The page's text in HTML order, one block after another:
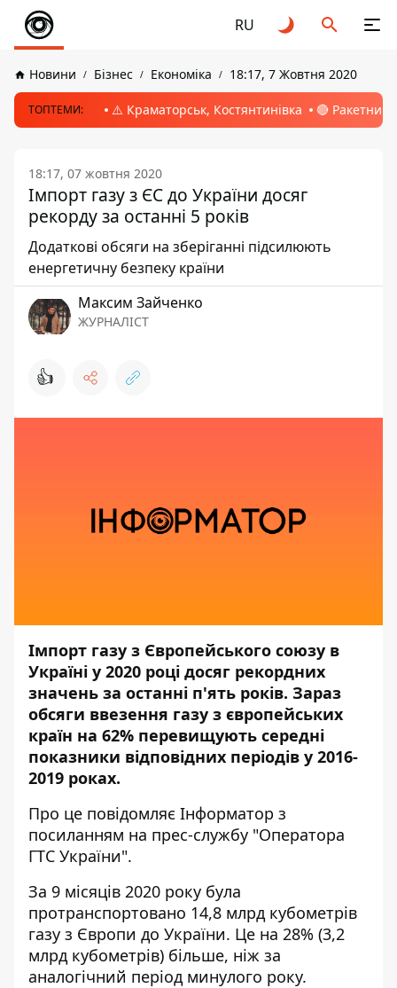
RU
Новини Бізнес Економіка 18:17, 7 Жовтня 2020
ТОПТЕМИ: ⚠️ Краматорськ, Костянтинівка 🔴 Ракетний
18:17, 07 жовтня 2020
Імпорт газу з ЄС до України досяг
рекорду за останні 5 років
Додаткові обсяги на зберіганні підсилюють
енергетичну безпеку країни
Максим Зайченко
ЖУРНАЛІСТ
👍
Імпорт газу з Європейського союзу в
Україні у 2020 році досяг рекордних
значень за останні п'ять років. Зараз
обсяги ввезення газу з європейських
країн на 62% перевищують середні
показники відповідних періодів у 2016-
2019 роках.
Про це повідомляє Інформатор з
посиланням на прес-службу "Оператора
ГТС України".
За 9 місяців 2020 року була
протранспортовано 14,8 млрд кубометрів
газу з Європи до України. Це на 28% (3,2
млрд кубометрів) більше, ніж за
аналогічний період минулого року.